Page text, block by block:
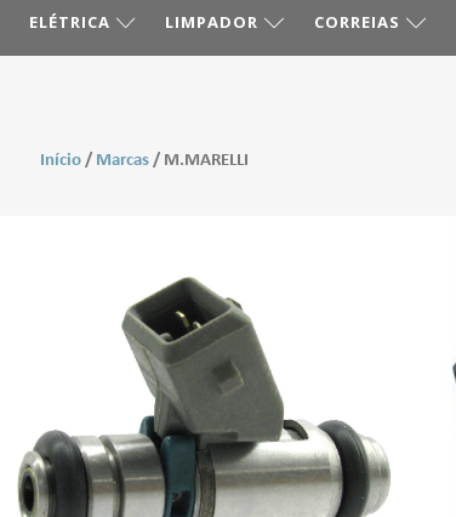
ELÉTRICA LIMPADOR CORREIAS
Início / Marcas / M.MARELLI